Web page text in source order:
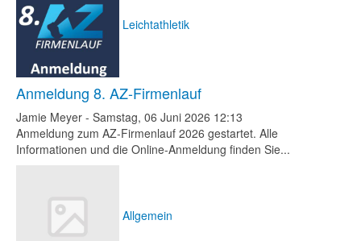
Leichtathletik
Anmeldung 8. AZ-Firmenlauf
Jamie Meyer - Samstag, 06 Juni 2026 12:13
Anmeldung zum AZ-Firmenlauf 2026 gestartet. Alle
Informationen und die Online-Anmeldung finden Sie...
Allgemein